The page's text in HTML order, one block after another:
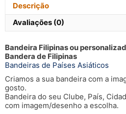
Descrição
Avaliações (0)
Bandeira Filipinas ou
Bandera de Filipinas
Bandeiras de Países Asiáticos
Criamos a sua bandeira com a
gosto.
Bandeira do seu Clube, País,
com imagem/desenho a escolha.